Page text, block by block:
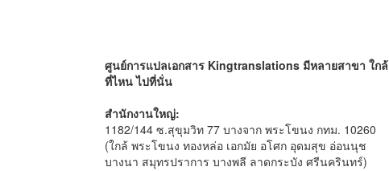
ศูนย์การแปลเอกสาร Kingtranslations มีหลายสาขา ใกล้
ที่ไหน ไปที่นั่น
สำนักงานใหญ่:
1182/144 ซ.สุขุมวิท 77 บางจาก พระโขนง กทม. 10260
(ใกล้ พระโขนง ทองหล่อ เอกมัย อโศก อุดมสุข อ่อนนุช
บางนา สมุทรปราการ บางพลี ลาดกระบัง ศรีนครินทร์)